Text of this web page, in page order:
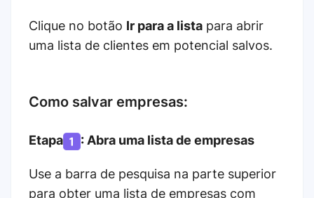
Clique no botão Ir para a lista para abrir
uma lista de clientes em potencial salvos.
Como salvar empresas:
Etapa : Abra uma lista de empresas
Use a barra de pesquisa na parte superior
para obter uma lista de empresas com